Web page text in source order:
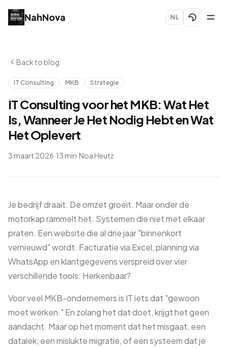
NahNova NL
Back to blog
IT Consulting MKB Strategie
IT Consulting voor het MKB: Wat Het
Is, Wanneer Je Het Nodig Hebt en Wat
Het Oplevert
3 maart 2026·13 min·Noa Heutz
Je bedrijf draait. De omzet groeit. Maar onder de
motorkap rammelt het. Systemen die niet met elkaar
praten. Een website die al drie jaar "binnenkort
vernieuwd" wordt. Facturatie via Excel, planning via
WhatsApp en klantgegevens verspreid over vier
verschillende tools. Herkenbaar?
Voor veel MKB-ondernemers is IT iets dat "gewoon
moet werken." En zolang het dat doet, krijgt het geen
aandacht. Maar op het moment dat het misgaat, een
datalek, een mislukte migratie, of een systeem dat je